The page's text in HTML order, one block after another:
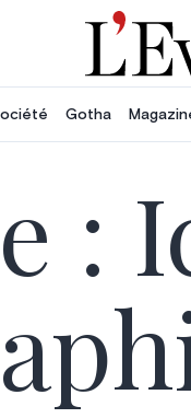
Gotha
: